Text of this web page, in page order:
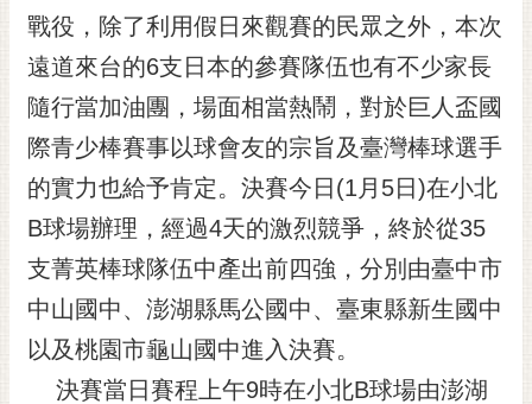
偉
哲
光
花
桐
花
祭
網
站
戰役，除了利用假日來觀賽的民眾之外，本次
遠道來台的6支日本的參賽隊伍也有不少家長
隨行當加油團，場面相當熱鬧，對於巨人盃國
際青少棒賽事以球會友的宗旨及臺灣棒球選手
的實力也給予肯定。決賽今日(1月5日)在小北
B球場辦理，經過4天的激烈競爭，終於從35
支菁英棒球隊伍中產出前四強，分別由臺中市
中山國中、澎湖縣馬公國中、臺東縣新生國中
以及桃園市龜山國中進入決賽。
決賽當日賽程上午9時在小北B球場由澎湖